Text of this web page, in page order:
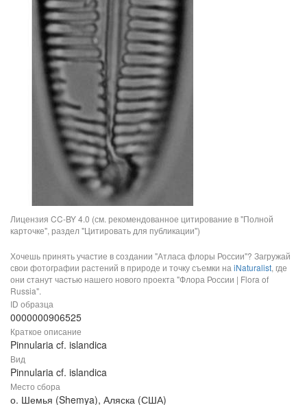
Лицензия CC-BY 4.0 (см. рекомендованное цитирование в "Полной
карточке", раздел "Цитировать для публикации")
Хочешь принять участие в создании "Атласа флоры России"? Загружай
свои фотографии растений в природе и точку съемки на iNaturalist, где
они станут частью нашего нового проекта "Флора России | Flora of
Russia".
ID образца
0000000906525
Краткое описание
Pinnularia cf. islandica
Вид
Pinnularia cf. islandica
Место сбора
о. Шемья (Shemya), Аляска (США)